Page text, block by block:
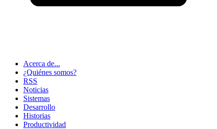
Acerca de...
¿Quiénes somos?
RSS
Noticias
Sistemas
Desarrollo
Historias
Productividad